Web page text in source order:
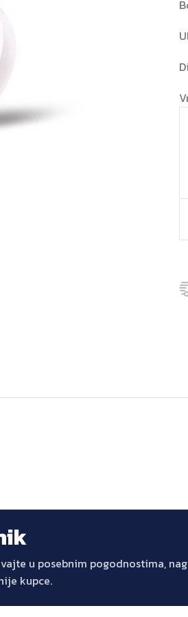
u posebnim pogodnostima,
kupce.